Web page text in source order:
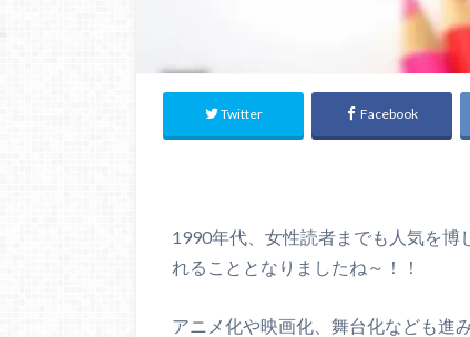
Twitter Facebook
1990年代、女性読者までも人気を博
れることとなりましたね～！！
アニメ化や映画化、舞台化なども進